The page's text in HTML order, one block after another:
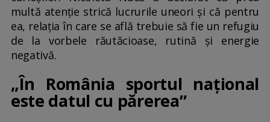
multă atenție strică lucrurile uneori și că pentru
ea, relația în care se află trebuie să fie un refugiu
de la vorbele răutăcioase, rutină și energie
negativă.
„În România sportul național
este datul cu părerea”